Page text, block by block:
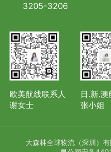
3205-3206
欧美航线联系人
谢女士
日.新.
张小姐
大森林全球物流（深圳）